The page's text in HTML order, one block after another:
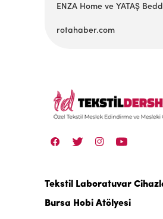
ENZA Home ve YATAŞ
rotahaber.com
Tekstil Laboratuvar
Bursa Hobi Atölyesi